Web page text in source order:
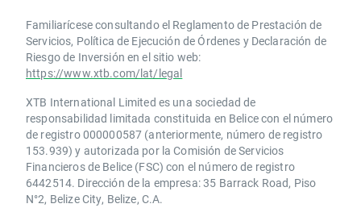
Familiarícese consultando el Reglamento de Prestación de
Servicios, Política de Ejecución de Órdenes y Declaración de
Riesgo de Inversión en el sitio web:
https://www.xtb.com/lat/legal
XTB International Limited es una sociedad de
responsabilidad limitada constituida en Belice con el número
de registro 000000587 (anteriormente, número de registro
153.939) y autorizada por la Comisión de Servicios
Financieros de Belice (FSC) con el número de registro
6442514. Dirección de la empresa: 35 Barrack Road, Piso
N°2, Belize City, Belize, C.A.